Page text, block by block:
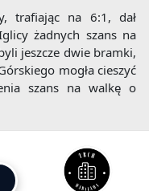
trafiając na 6:1, dał
żadnych szans na
jeszcze dwie bramki,
mogła cieszyć
szans na walkę o